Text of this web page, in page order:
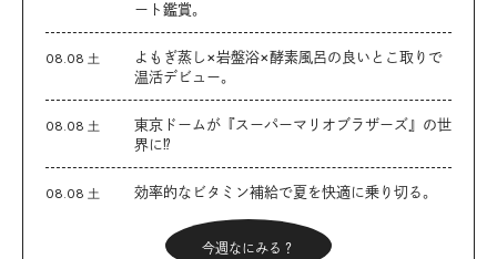
ート鑑賞。
08.08 土
よもぎ蒸し×岩盤浴×酵素風呂の良いとこ取りで
温活デビュー。
08.08 土
東京ドームが『スーパーマリオブラザーズ』の世
界に⁉︎
08.08 土 効率的なビタミン補給で夏を快適に乗り切る。
今週なにみる？